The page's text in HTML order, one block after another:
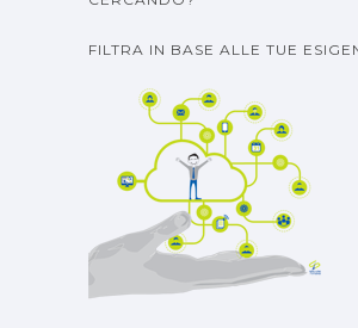
FILTRA IN BASE ALLE TUE